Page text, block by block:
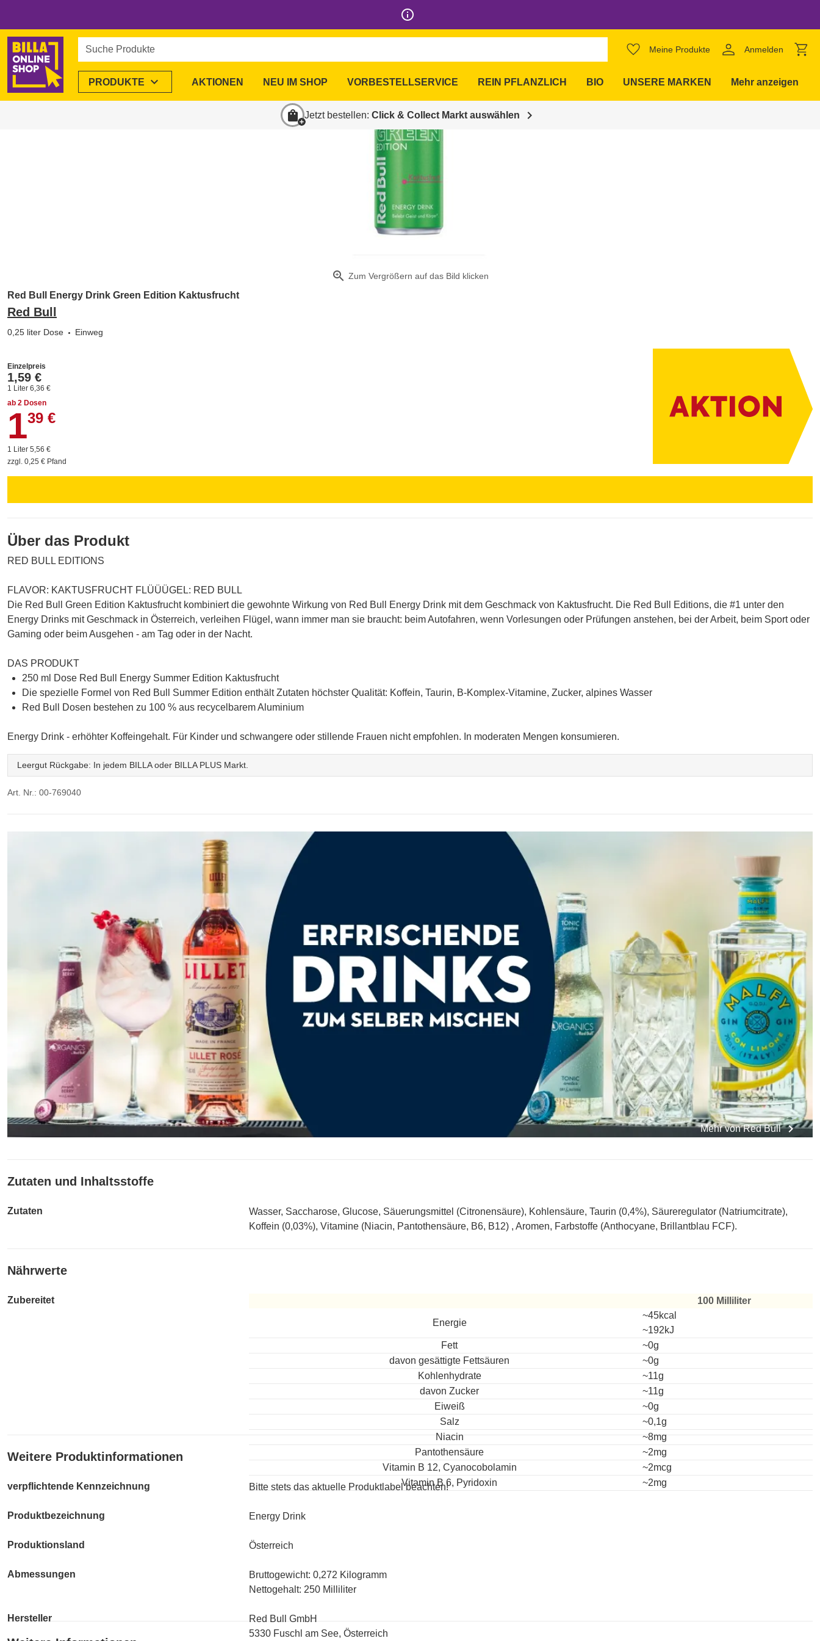
info_outline
Suche Produkte
Meine Produkte Anmelden
PRODUKTE expand_more AKTIONEN NEU IM SHOP VORBESTELLSERVICE REIN PFLANZLICH BIO UNSERE MARKEN Mehr anzeigen
shopping_bag Jetzt bestellen: Click & Collect Markt auswählen chevron_right
favorite_border
zoom_in Zum Vergrößern auf das Bild klicken
Red Bull Energy Drink Green Edition Kaktusfrucht
Red Bull
0,25 liter Dose Einweg
Einzelpreis
1,59 €
1 Liter 6,36 €
ab 2 Dosen
1,39 €
139 €
1 Liter 5,56 €
zzgl. 0,25 € Pfand
Über das Produkt
RED BULL EDITIONS
FLAVOR: KAKTUSFRUCHT FLÜÜÜGEL: RED BULL
Die Red Bull Green Edition Kaktusfrucht kombiniert die gewohnte Wirkung von Red Bull Energy Drink mit dem Geschmack von Kaktusfrucht. Die Red Bull Editions, die #1 unter den
Energy Drinks mit Geschmack in Österreich, verleihen Flügel, wann immer man sie braucht: beim Autofahren, wenn Vorlesungen oder Prüfungen anstehen, bei der Arbeit, beim Sport oder
Gaming oder beim Ausgehen - am Tag oder in der Nacht.
DAS PRODUKT
250 ml Dose Red Bull Energy Summer Edition Kaktusfrucht
Die spezielle Formel von Red Bull Summer Edition enthält Zutaten höchster Qualität: Koffein, Taurin, B-Komplex-Vitamine, Zucker, alpines Wasser
Red Bull Dosen bestehen zu 100 % aus recycelbarem Aluminium
Energy Drink - erhöhter Koffeingehalt. Für Kinder und schwangere oder stillende Frauen nicht empfohlen. In moderaten Mengen konsumieren.
Leergut Rückgabe: In jedem BILLA oder BILLA PLUS Markt.
Art. Nr.: 00-769040
Mehr vonRed Bull chevron_right
Zutaten und Inhaltsstoffe
Zutaten
Wasser, Saccharose, Glucose, Säuerungsmittel (Citronensäure), Kohlensäure, Taurin (0,4%), Säureregulator (Natriumcitrate),
Koffein (0,03%), Vitamine (Niacin, Pantothensäure, B6, B12) , Aromen, Farbstoffe (Anthocyane, Brillantblau FCF).
Nährwerte
Zubereitet
100 Milliliter
Energie
~45kcal
~192kJ
Fett
~0g
davon gesättigte Fettsäuren
~0g
Kohlenhydrate
~11g
davon Zucker
~11g
Eiweiß
~0g
Salz
~0,1g
Niacin
~8mg
Pantothensäure
~2mg
Vitamin B 12, Cyanocobolamin
~2mcg
Vitamin B 6, Pyridoxin
~2mg
Weitere Produktinformationen
verpflichtende Kennzeichnung Bitte stets das aktuelle Produktlabel beachten!
Produktbezeichnung Energy Drink
Produktionsland Österreich
Abmessungen
Bruttogewicht: 0,272 Kilogramm
Nettogehalt: 250 Milliliter
Hersteller
Red Bull GmbH
5330 Fuschl am See, Österreich